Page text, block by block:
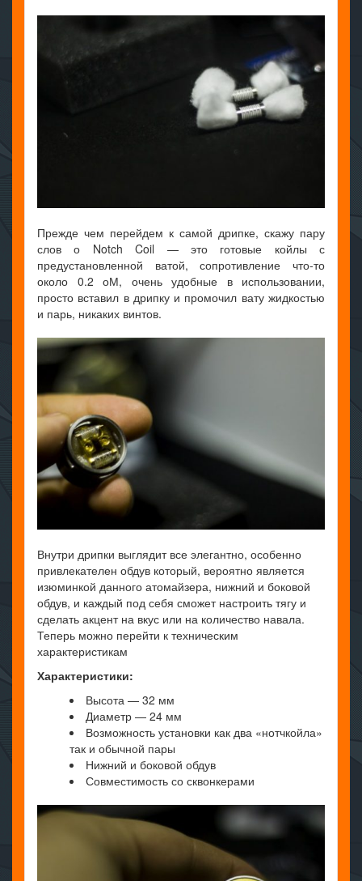
Прежде чем перейдем к самой дрипке, скажу пару
слов о Notch Coil — это готовые койлы с
предустановленной ватой, сопротивление что-то
около 0.2 оМ, очень удобные в использовании,
просто вставил в дрипку и промочил вату жидкостью
и парь, никаких винтов.
Внутри дрипки выглядит все элегантно, особенно
привлекателен обдув который, вероятно является
изюминкой данного атомайзера, нижний и боковой
обдув, и каждый под себя сможет настроить тягу и
сделать акцент на вкус или на количество навала.
Теперь можно перейти к техническим
характеристикам
Характеристики:
Высота — 32 мм
Диаметр — 24 мм
Возможность установки как два «нотчкойла»
так и обычной пары
Нижний и боковой обдув
Совместимость со сквонкерами